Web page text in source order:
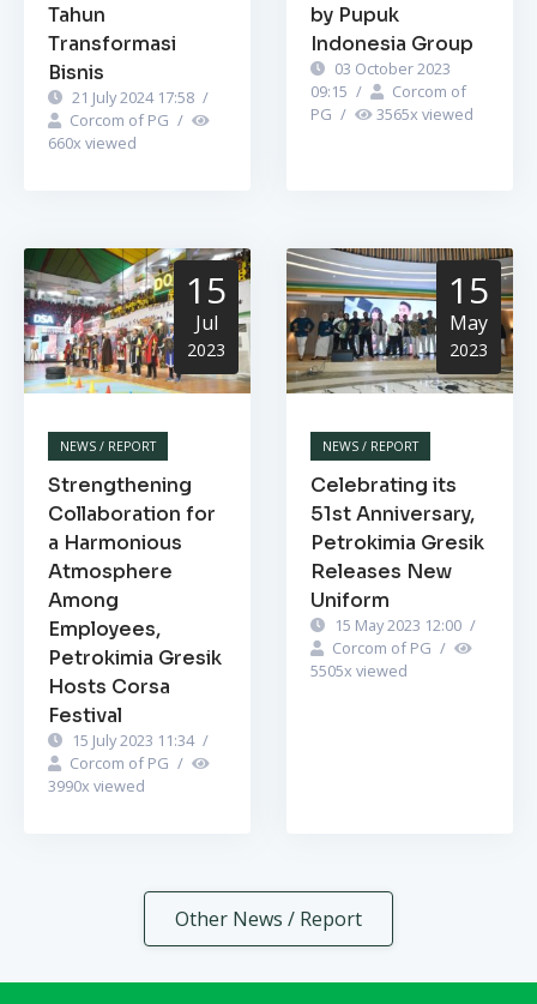
Tahun
Transformasi
Bisnis
21 July 2024 17:58 /
Corcom of PG /
660x viewed
by Pupuk
Indonesia Group
03 October 2023
09:15 /
Corcom of
PG / 3565x viewed
15
Jul
2023
NEWS / REPORT
Strengthening
Collaboration for
a Harmonious
Atmosphere
Among
Employees,
Petrokimia Gresik
Hosts Corsa
Festival
15 July 2023 11:34 /
Corcom of PG /
3990x viewed
15
May
2023
NEWS / REPORT
Celebrating its
51st Anniversary,
Petrokimia Gresik
Releases New
Uniform
15 May 2023 12:00 /
Corcom of PG /
5505x viewed
Other News / Report